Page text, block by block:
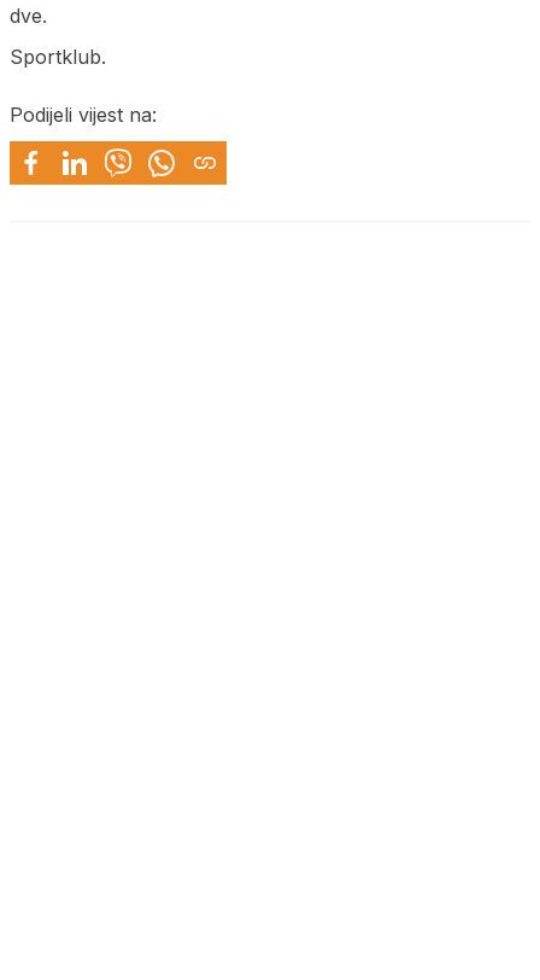
dve.
Sportklub.
Podijeli vijest na: